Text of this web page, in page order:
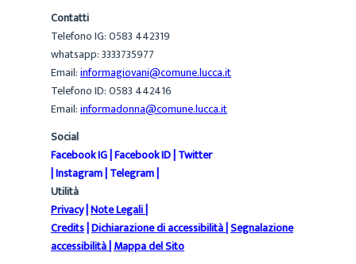
Contatti
Telefono IG: 0583 442319
whatsapp: 3333735977
Email:informagiovani@comune.lucca.it
Telefono ID: 0583 442416
Email:informadonna@comune.lucca.it
Social
Facebook IG|Facebook ID|Twitter
|Instagram|Telegram|
Utilità
Privacy|Note Legali|
Credits|Dichiarazione di accessibilità|Segnalazione
accessibilità|Mappa del Sito